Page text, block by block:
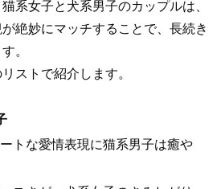
系女子と犬系男子のカップルは、
絶妙にマッチすることで、長続き
。
ストで紹介します。
トな愛情表現に猫系男子は癒や